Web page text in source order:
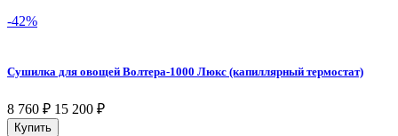
-42%
Сушилка для овощей Волтера-1000 Люкс (капиллярный термостат)
8 760 ₽ 15 200 ₽
Купить